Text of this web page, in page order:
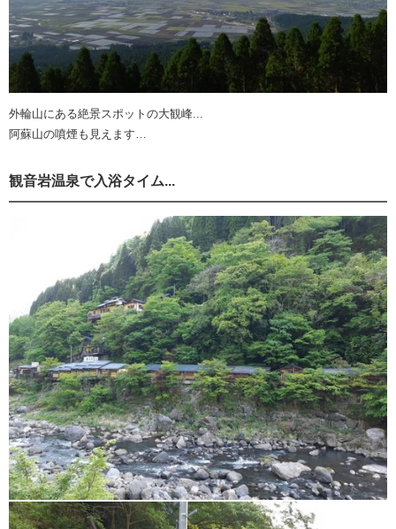
外輪山にある絶景スポットの大観峰...
阿蘇山の噴煙も見えます…
観音岩温泉で入浴タイム...